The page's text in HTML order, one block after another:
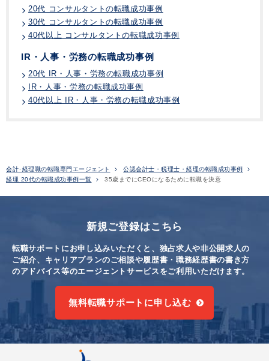
20代 コンサルタントの転職成功事例
30代 コンサルタントの転職成功事例
40代以上 コンサルタントの転職成功事例
IR・人事・労務の転職成功事例
20代 IR・人事・労務の転職成功事例
IR・人事・労務の転職成功事例
40代以上 IR・人事・労務の転職成功事例
会計･経理職の転職専門エージェント
公認会計士・税理士・経理の転職成功事例
経理 20代の転職成功事例一覧
35歳までにCEOになるために転職を決意
新規ご登録はこちら
転職サポートにお申し込みいただくと、独占求人や非公開求人の
ご紹介、キャリアプランのご相談や履歴書・職務経歴書の書き方
のアドバイス等のエージェントサービスをご利用いただけます。
無料転職サポートに申し込む